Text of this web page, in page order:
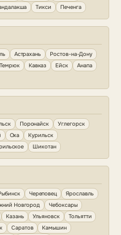
Тикси Печенга
Астрахань
Ростов-на-Дону
Темрюк Кавказ Ейск
Анапа
Поронайск
Углегорск
Оха
Курильск
Шикотан
Череповец
Ярославль
Новгород
Чебоксары
Казань Ульяновск
Тольятти
Саратов
Камышин